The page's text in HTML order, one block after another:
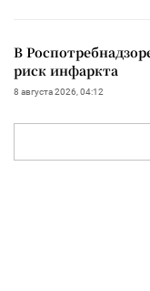
В
риск инфаркта
8 августа 2026, 04:12